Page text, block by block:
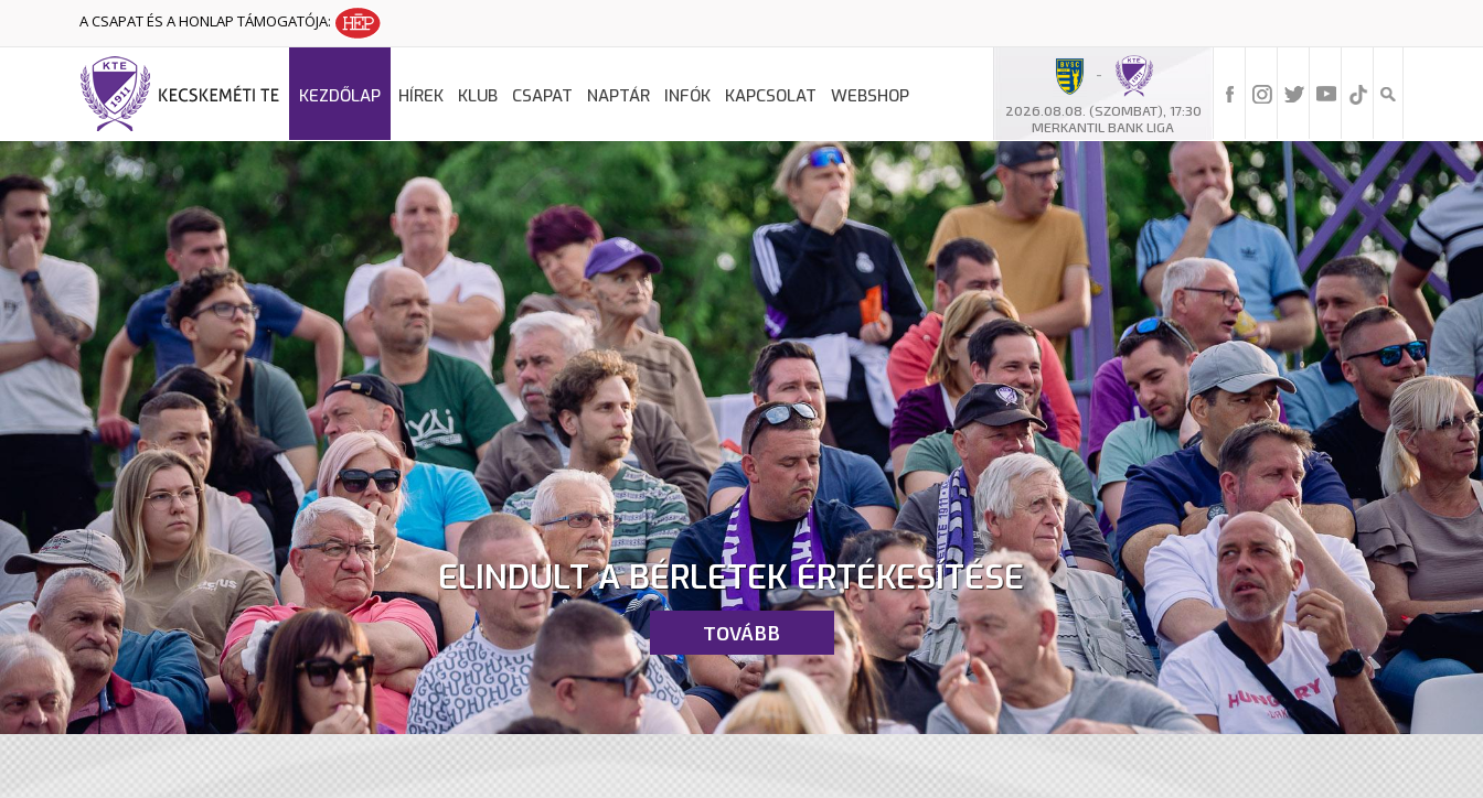
A CSAPAT ÉS A HONLAP TÁMOGATÓJA:
-
2026.08.08. (SZOMBAT), 17:30
MERKANTIL BANK LIGA
KEZDŐLAP HÍREK KLUB CSAPAT NAPTÁR INFÓK KAPCSOLAT WEBSHOP
ELINDULT A BÉRLETEK ÉRTÉKESÍTÉSE
TOVÁBB